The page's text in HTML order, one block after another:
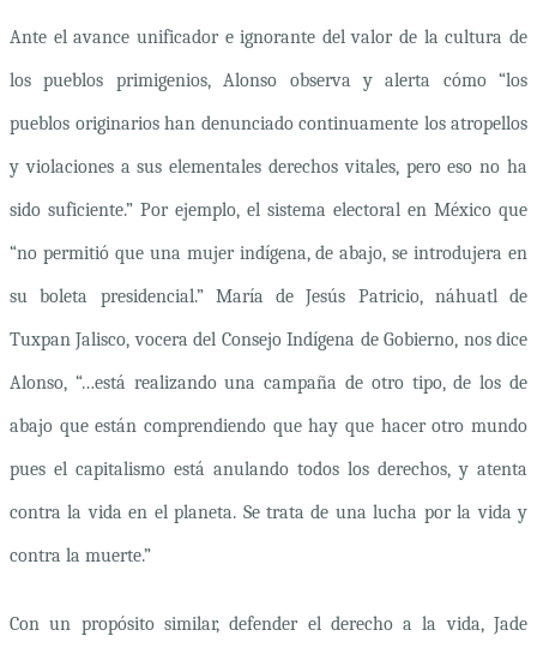
Ante el avance unificador e ignorante del valor de la cultura de
los pueblos primigenios, Alonso observa y alerta cómo “los
pueblos originarios han denunciado continuamente los atropellos
y violaciones a sus elementales derechos vitales, pero eso no ha
sido suficiente.” Por ejemplo, el sistema electoral en México que
“no permitió que una mujer indígena, de abajo, se introdujera en
su boleta presidencial.” María de Jesús Patricio, náhuatl de
Tuxpan Jalisco, vocera del Consejo Indígena de Gobierno, nos dice
Alonso, “…está realizando una campaña de otro tipo, de los de
abajo que están comprendiendo que hay que hacer otro mundo
pues el capitalismo está anulando todos los derechos, y atenta
contra la vida en el planeta. Se trata de una lucha por la vida y
contra la muerte.”
Con un propósito similar, defender el derecho a la vida, Jade